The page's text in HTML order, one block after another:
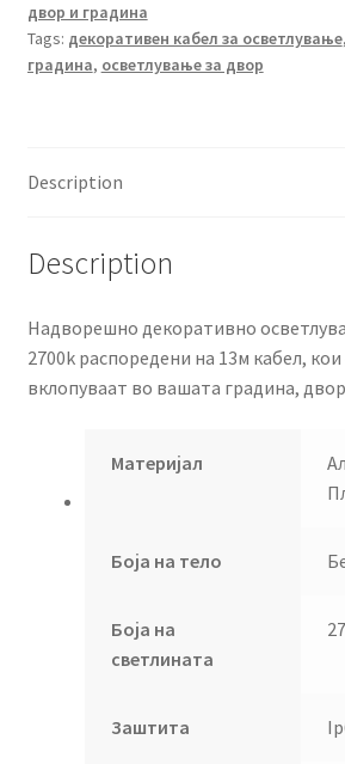
13m
5096
quantity
двор и градина
Tags: декоративен кабел за осветлување,
градина, осветлување за двор
Description
Description
Надворешно декоративно
2700k распоредени на 13м кабел,
вклопуваат во вашата градина,
Материјал
Боја на тело
Боја на
светлината
Заштита